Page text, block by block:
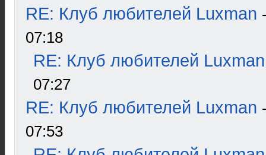
RE: Клуб любителей Luxman
07:18
RE: Клуб любителей Luxman
07:27
RE: Клуб любителей Luxman
07:53